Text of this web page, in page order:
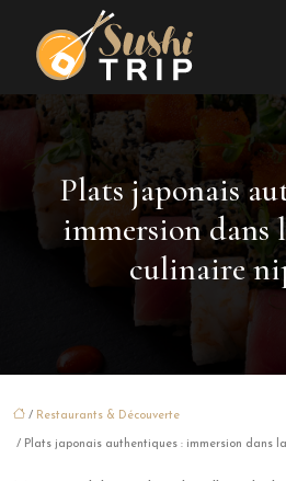
Plats japonais
immersion
culinaire
/ Restaurants & Découverte
/ Plats japonais authentiques : immersion dans